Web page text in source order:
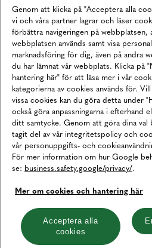
Köpvillkor
Karriär
Vårt Ansvar
Våra Tjänster
Press
Studentrabatt
B2B
Tillgänglighetsredogörelse
Betalningar online sköts i
Cookies Integritetspolicy
Hantera cookies
Genom att klicka på "Acceptera alla
vi och våra partner lagrar och läser
förbättra navigeringen på webbplatsen,
webbplatsen används samt visa
marknadsföring för dig, även på andra
du har lämnat vår webbplats. Klicka på
hantering här" för att läsa mer i vår
kategorierna av cookies används för.
vissa cookies kan du göra detta under
också göra anpassningarna i efterhand
ditt samtycke. Genom att göra dina val
tagit del av vår integritetspolicy och
vår personuppgifts- och
För mer information om hur Google
se: business.safety.google/privacy/.
Mer om cookies och hantering här
Acceptera alla
cookies